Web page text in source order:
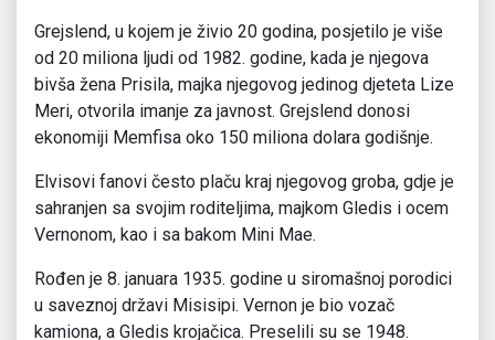
Grejslend, u kojem je živio 20 godina, posjetilo je više
od 20 miliona ljudi od 1982. godine, kada je njegova
bivša žena Prisila, majka njegovog jedinog djeteta Lize
Meri, otvorila imanje za javnost. Grejslend donosi
ekonomiji Memfisa oko 150 miliona dolara godišnje.
Elvisovi fanovi često plaču kraj njegovog groba, gdje je
sahranjen sa svojim roditeljima, majkom Gledis i ocem
Vernonom, kao i sa bakom Mini Mae.
Rođen je 8. januara 1935. godine u siromašnoj porodici
u saveznoj državi Misisipi. Vernon je bio vozač
kamiona, a Gledis krojačica. Preselili su se 1948.